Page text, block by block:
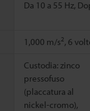
Da 10 a 55 Hz,
1,000 m/s2, 6
Custodia: zinco
pressofuso
(placcatura al
nickel-cromo),